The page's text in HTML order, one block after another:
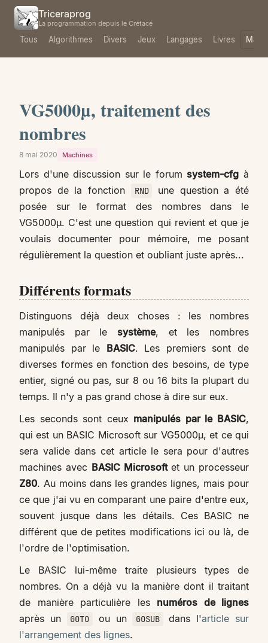
Triceraprog
La programmation depuis le Crétacé
Tous Algorithmes Divers Jeux Langages Livres
VG5000µ, traitement des
nombres
8 mai 2020 Machines
Lors d'une discussion sur le forumsystem-cfg à
propos de la fonction
RND
une question a été
posée sur le format des nombres dans le
VG5000µ. C'est une question qui revient et que je
voulais documenter pour mémoire, me posant
régulièrement la question et oubliant juste après...
Différents formats
Distinguons déjà deux choses : les nombres
manipulés par le système, et les nombres
manipulés par le BASIC. Les premiers sont de
diverses formes en fonction des besoins, de type
entier, signé ou pas, sur 8 ou 16 bits la plupart du
temps. Il n'y a pas grand chose à dire sur eux.
Les seconds sont ceux manipulés par le BASIC,
qui est un BASIC Microsoft sur VG5000µ, et ce qui
sera valide dans cet article le sera pour d'autres
machines avec BASIC Microsoftet un processeur
Z80. Au moins dans les grandes lignes, mais pour
ce que j'ai vu en comparant une paire d'entre eux,
souvent jusque dans les détails. Ces BASIC ne
différent que de petites modifications ici ou là, de
l'ordre de l'optimisation.
Le BASIC lui-même traite plusieurs types de
nombres. On a déjà vu la manière dont il traitant
de manière particulière les numéros de lignes
après un
GOTO ou un GOSUB dans l'article sur
l'arrangement des lignes.